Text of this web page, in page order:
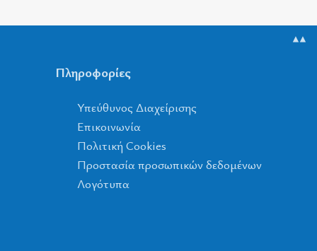
▲▲
Πληροφορίες
Υπεύθυνος Διαχείρισης
Επικοινωνία
Πολιτική Cookies
Προστασία προσωπικών δεδομένων
Λογότυπα